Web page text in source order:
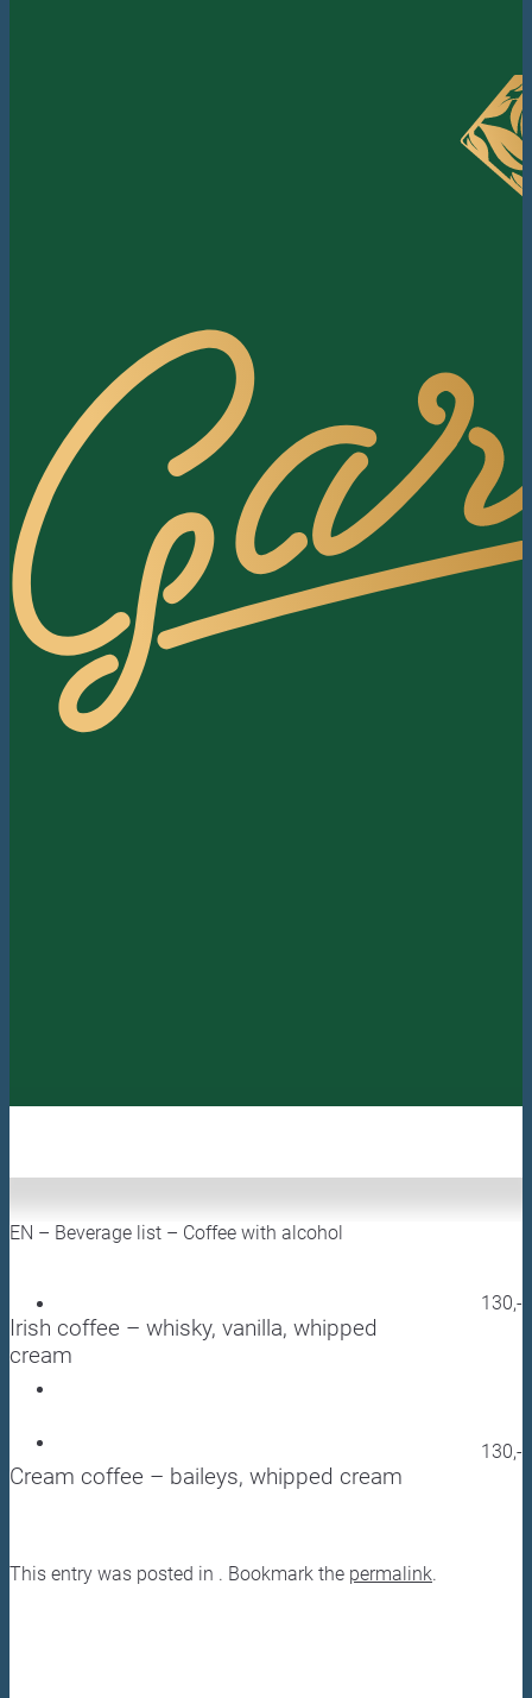
Shisha
EN – Beverage list – Coffee with alcohol
Irish coffee – whisky, vanilla, whipped
cream
130,-
Cream coffee – baileys, whipped cream
130,-
This entry was posted in . Bookmark the permalink.